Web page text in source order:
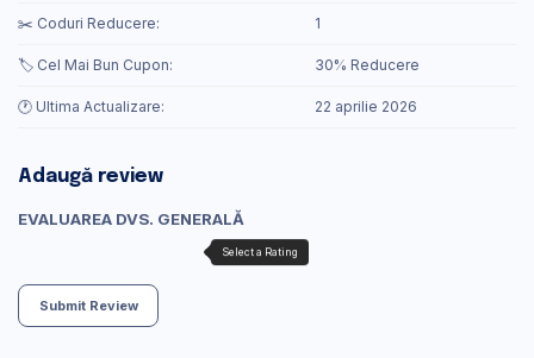
✂️ Coduri Reducere: 1
🏷️ Cel Mai Bun Cupon: 30% Reducere
🕐 Ultima Actualizare: 22 aprilie 2026
Adaugă review
EVALUAREA DVS. GENERALĂ
Submit Review